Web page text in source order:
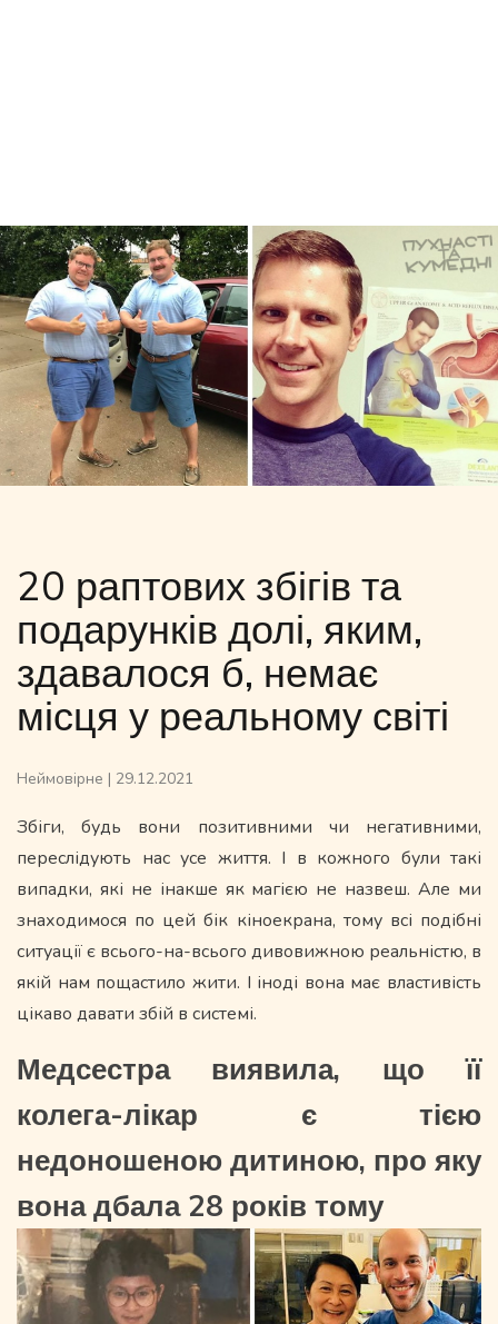
20 раптових збігів та
подарунків долі, яким,
здавалося б, немає
місця у реальному світі
Неймовірне | 29.12.2021
Збіги, будь вони позитивними чи негативними,
переслідують нас усе життя. І в кожного були такі
випадки, які не інакше як магією не назвеш. Але ми
знаходимося по цей бік кіноекрана, тому всі подібні
ситуації є всього-на-всього дивовижною реальністю, в
якій нам пощастило жити. І іноді вона має властивість
цікаво давати збій в системі.
Медсестра виявила, що її
колега-лікар є тією
недоношеною дитиною, про яку
вона дбала 28 років тому